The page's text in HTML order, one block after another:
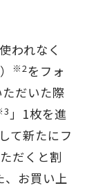
われなく
※2をフォ
だいた際
」1枚を進
て新たにフ
だくと割
、お買い上